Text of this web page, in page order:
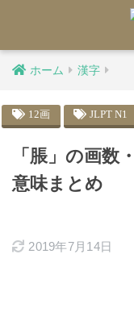
ホーム 漢字
12画 JLPT N1
「脹」の画数
意味まとめ
2019年7月14日